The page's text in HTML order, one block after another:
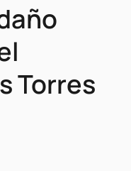
Torres